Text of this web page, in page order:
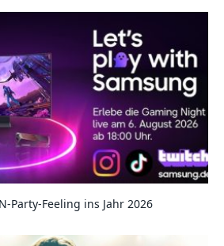
Party-Feeling ins Jahr 2026